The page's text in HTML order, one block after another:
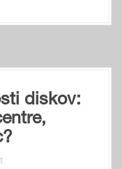
diskov: